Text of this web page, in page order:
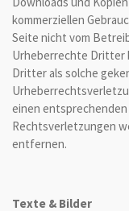
kommerziellen
Seite nicht vom
Urheberrechte Dritter
Dritter als solche
einen
Rechtsverletzungen
entfernen.
Texte & Bilder